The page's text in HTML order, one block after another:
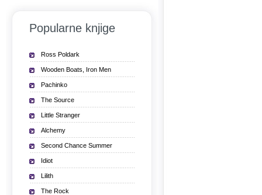
Popularne knjige
Ross Poldark
Wooden Boats, Iron Men
Pachinko
The Source
Little Stranger
Alchemy
Second Chance Summer
Idiot
Lilith
The Rock